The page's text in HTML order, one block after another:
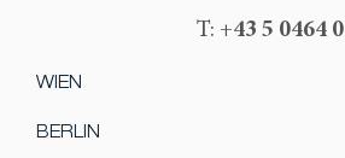
T: +43 5 0464 0
WIEN
BERLIN